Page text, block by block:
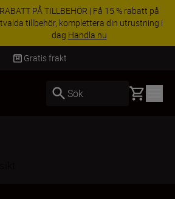
TILLBEHÖR | Få 15 % rabatt på
komplettera din utrustning i
Handla nu
inom 2-4 arbetsdagar
Sök Basket